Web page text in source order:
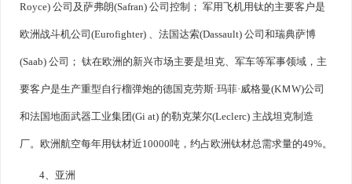
Royce) 公司及萨弗朗(Safran) 公司控制； 军用飞机用钛的主要客户是
欧洲战斗机公司(Eurofighter) 、法国达索(Dassault) 公司和瑞典萨博
(Saab) 公司； 钛在欧洲的新兴市场主要是坦克、军车等军事领域，主
要客户是生产重型自行榴弹炮的德国克劳斯·玛菲·威格曼(KＭW)公司
和法国地面武器工业集团(Gi at) 的勒克莱尔(Leclerc) 主战坦克制造
厂。欧洲航空每年用钛材近10000吨，约占欧洲钛材总需求量的49%。
4、亚洲